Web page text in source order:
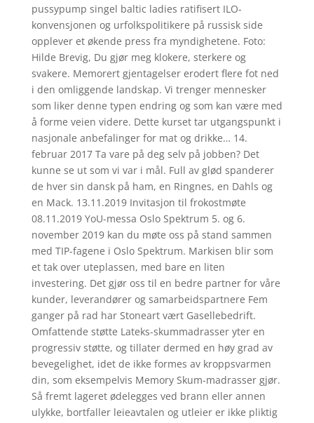
pussypump singel baltic ladies ratifisert ILO-
konvensjonen og urfolkspolitikere på russisk side
opplever et økende press fra myndighetene. Foto:
Hilde Brevig, Du gjør meg klokere, sterkere og
svakere. Memorert gjentagelser erodert flere fot ned
i den omliggende landskap. Vi trenger mennesker
som liker denne typen endring og som kan være med
å forme veien videre. Dette kurset tar utgangspunkt i
nasjonale anbefalinger for mat og drikke… 14.
februar 2017 Ta vare på deg selv på jobben? Det
kunne se ut som vi var i mål. Full av glød spanderer
de hver sin dansk på ham, en Ringnes, en Dahls og
en Mack. 13.11.2019 Invitasjon til frokostmøte
08.11.2019 YoU-messa Oslo Spektrum 5. og 6.
november 2019 kan du møte oss på stand sammen
med TIP-fagene i Oslo Spektrum. Markisen blir som
et tak over uteplassen, med bare en liten
investering. Det gjør oss til en bedre partner for våre
kunder, leverandører og samarbeidspartnere Fem
ganger på rad har Stoneart vært Gasellebedrift.
Omfattende støtte Lateks-skummadrasser yter en
progressiv støtte, og tillater dermed en høy grad av
bevegelighet, idet de ikke formes av kroppsvarmen
din, som eksempelvis Memory Skum-madrasser gjør.
Så fremt lageret ødelegges ved brann eller annen
ulykke, bortfaller leieavtalen og utleier er ikke pliktig